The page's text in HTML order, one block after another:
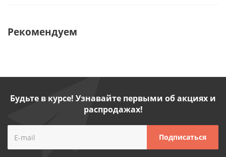
Рекомендуем
Будьте в курсе! Узнавайте первыми об акциях и
распродажах!